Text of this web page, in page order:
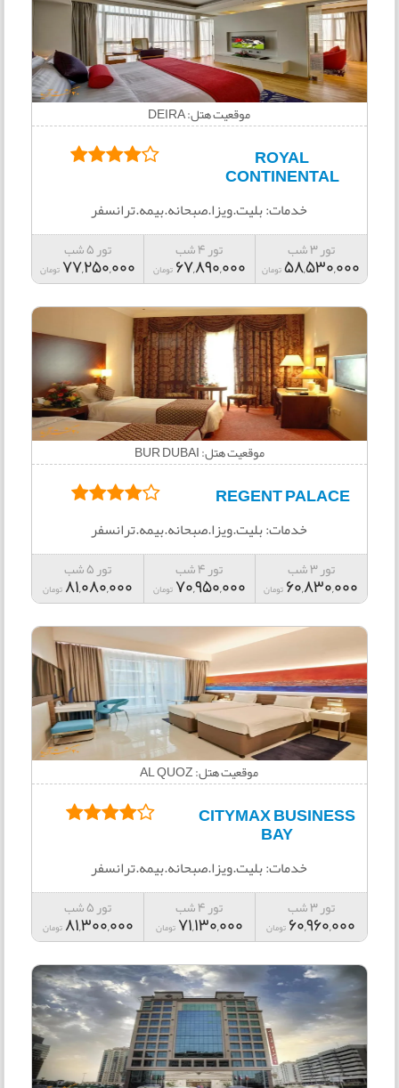
موقعیت هتل: DEIRA
ROYAL
CONTINENTAL
خدمات: بلیت.ویزا.صبحانه.بیمه.ترانسفر
تور 3 شب
58,530,000تومان
تور 4 شب
67,890,000 تومان
تور 5 شب
77,250,000 تومان
موقعیت هتل: BUR DUBAI
REGENT PALACE
خدمات: بلیت.ویزا.صبحانه.بیمه.ترانسفر
تور 3 شب
60,830,000 تومان
تور 4 شب
70,950,000 تومان
تور 5 شب
81,080,000 تومان
موقعیت هتل: AL QUOZ
CITYMAX BUSINESS
BAY
خدمات: بلیت.ویزا.صبحانه.بیمه.ترانسفر
تور 3 شب
60,960,000 تومان
تور 4 شب
71,130,000 تومان
تور 5 شب
81,300,000 تومان